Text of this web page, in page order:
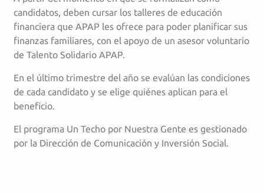
candidatos, deben cursar los talleres de educación
financiera que APAP les ofrece para poder planificar sus
finanzas familiares, con el apoyo de un asesor voluntario
de Talento Solidario APAP.
En el último trimestre del año se evalúan las condiciones
de cada candidato y se elige quiénes aplican para el
beneficio.
El programa Un Techo por Nuestra Gente es gestionado
por la Dirección de Comunicación y Inversión Social.